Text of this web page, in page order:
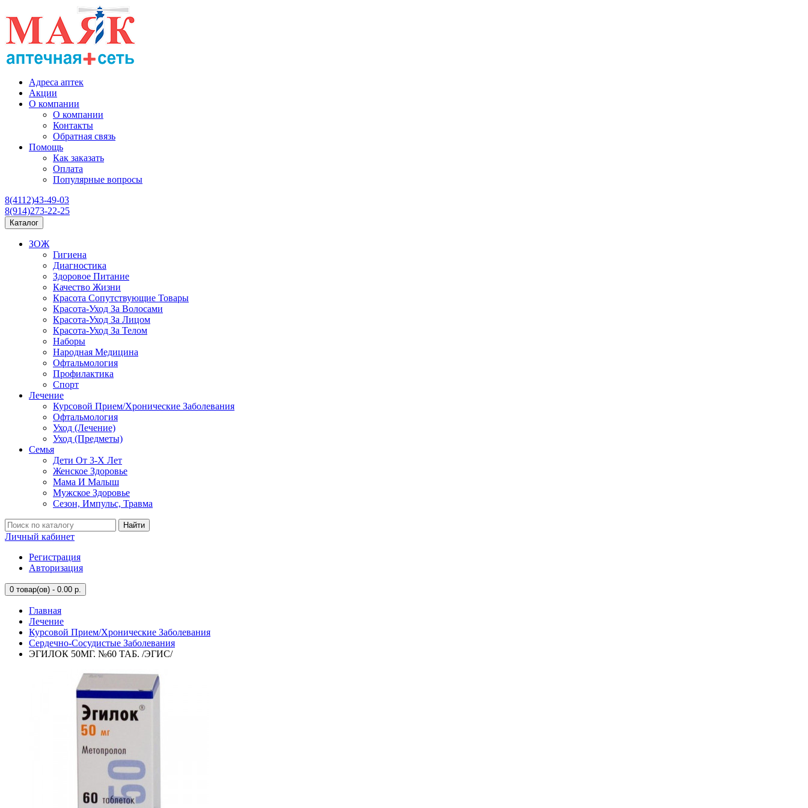
Адреса аптек
Акции
О компании
О компании
Контакты
Обратная связь
Помощь
Как заказать
Оплата
Популярные вопросы
8(4112)43-49-03
8(914)273-22-25
Каталог
ЗОЖ
Гигиена
Диагностика
Здоровое Питание
Качество Жизни
Красота Сопутствующие Товары
Красота-Уход За Волосами
Красота-Уход За Лицом
Красота-Уход За Телом
Наборы
Народная Медицина
Офтальмология
Профилактика
Спорт
Лечение
Курсовой Прием/Хронические Заболевания
Офтальмология
Уход (Лечение)
Уход (Предметы)
Семья
Дети От 3-Х Лет
Женское Здоровье
Мама И Малыш
Мужское Здоровье
Сезон, Импульс, Травма
Найти
Личный кабинет
Регистрация
Авторизация
0 товар(ов) - 0.00 р.
Главная
Лечение
Курсовой Прием/Хронические Заболевания
Сердечно-Сосудистые Заболевания
ЭГИЛОК 50МГ. №60 ТАБ. /ЭГИС/